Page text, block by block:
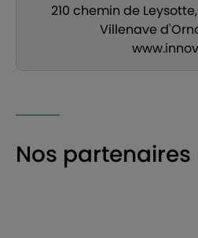
210 chemin de
Villenave
Nos partenaires